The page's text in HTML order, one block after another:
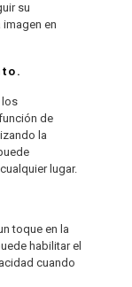
su
en
los
de
la
lugar.
toque en la
habilitar el
cuando